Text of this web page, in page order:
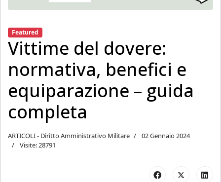
Featured
Vittime del dovere:
normativa, benefici e
equiparazione – guida
completa
ARTICOLI - Diritto Amministrativo Militare
02 Gennaio 2024
Visite: 28791